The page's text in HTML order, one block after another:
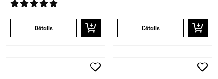
Détails Détails